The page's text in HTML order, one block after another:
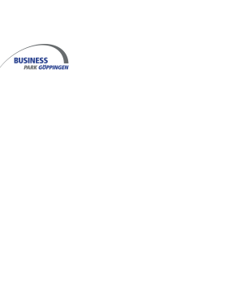
KONTAKT ZU UNS